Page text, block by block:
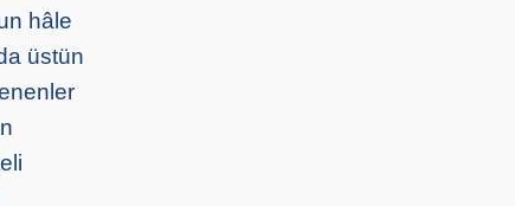
hâle
üstün